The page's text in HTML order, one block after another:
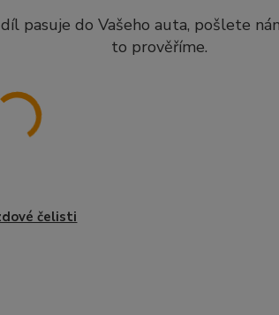
pasuje do Vašeho auta, pošlete
to prověříme.
čelisti